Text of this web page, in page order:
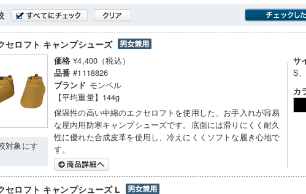
セロフト キャンプシューズ
対象にす
価格 ¥4,400（税込）
品番 #1118826
ブランド モンベル
【平均重量】144g
保温性の高い中綿のエクセロフトを使用した、お手入れが容易
な屋内用防寒キャンプシューズです。底面には滑りにくく耐久
性に優れた合成皮革を使用し、冷えにくくソフトな履き心地で
す。
サ
S
カ
セロフト キャンプシューズ L